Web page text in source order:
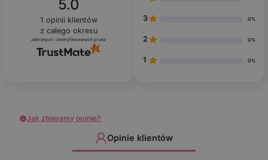
5.0
1 opinii klientów
z całego okresu
zebranych i zweryfikowanych przez
3 0%
2 0%
1 0%
Jak zbieramy opinie?
Opinie klientów